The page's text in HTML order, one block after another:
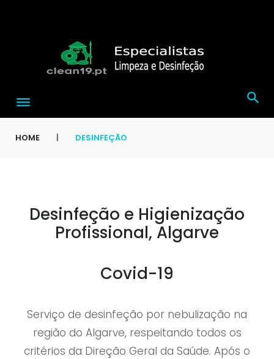
c
HOME | DESINFEÇÃO
Ç
Desinfeção e Higienização
Profissional, Algarve
Covid-19
Serviço de desinfeção por nebulização na
região do Algarve, respeitando todos os
critérios da Direção Geral da Saúde. Após o